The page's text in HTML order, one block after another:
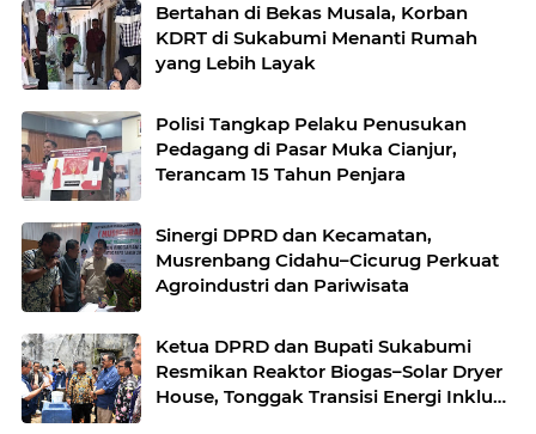
Bertahan di Bekas Musala, Korban
KDRT di Sukabumi Menanti Rumah
yang Lebih Layak
Polisi Tangkap Pelaku Penusukan
Pedagang di Pasar Muka Cianjur,
Terancam 15 Tahun Penjara
Sinergi DPRD dan Kecamatan,
Musrenbang Cidahu–Cicurug Perkuat
Agroindustri dan Pariwisata
Ketua DPRD dan Bupati Sukabumi
Resmikan Reaktor Biogas–Solar Dryer
House, Tonggak Transisi Energi Inklusif